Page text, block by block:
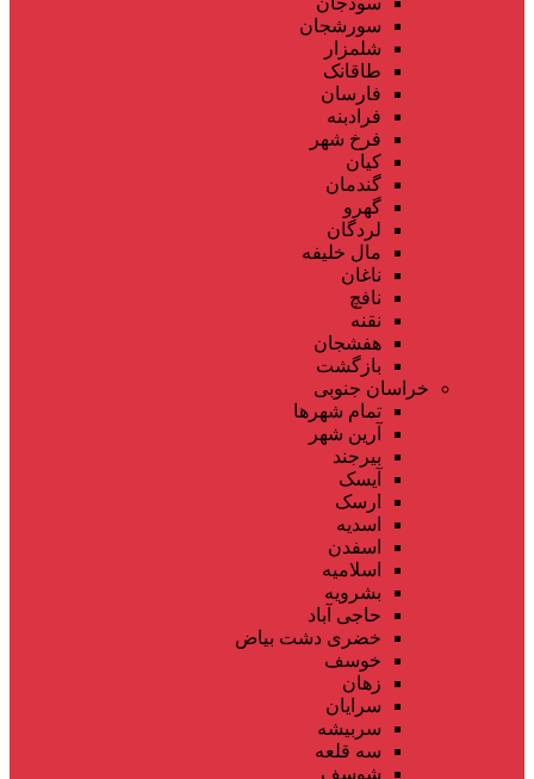
سورشجان
شلمزار
طاقانک
فارسان
فرادبنه
فرخ شهر
کیان
گندمان
گهرو
لردگان
مال خلیفه
ناغان
نافچ
نقنه
هفشجان
بازگشت
خراسان جنوبی
تمام شهر‌ها
آرین شهر
بیرجند
آیسک
ارسک
اسدیه
اسفدن
اسلامیه
بشرویه
حاجی آباد
خضری دشت بیاض
خوسف
زهان
سرایان
سربیشه
سه قلعه
شوسف